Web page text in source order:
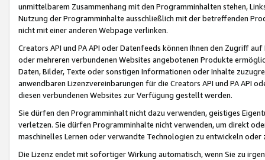
unmittelbarem Zusammenhang mit den Programminhalten stehen,
Nutzung der Programminhalte ausschließlich mit der betreffenden
nicht mit einer anderen Webpage verlinken.
Creators API und PA API oder Datenfeeds können Ihnen den Zugriff
oder mehreren verbundenen Websites angebotenen Produkte
Daten, Bilder, Texte oder sonstigen Informationen oder Inhalte
anwendbaren Lizenzvereinbarungen für die Creators API und PA API
diesen verbundenen Websites zur Verfügung gestellt werden.
Sie dürfen den Programminhalt nicht dazu verwenden, geistiges
verletzen. Sie dürfen Programminhalte nicht verwenden, um direkt
maschinelles Lernen oder verwandte Technologien zu entwickeln
Die Lizenz endet mit sofortiger Wirkung automatisch, wenn Sie zu